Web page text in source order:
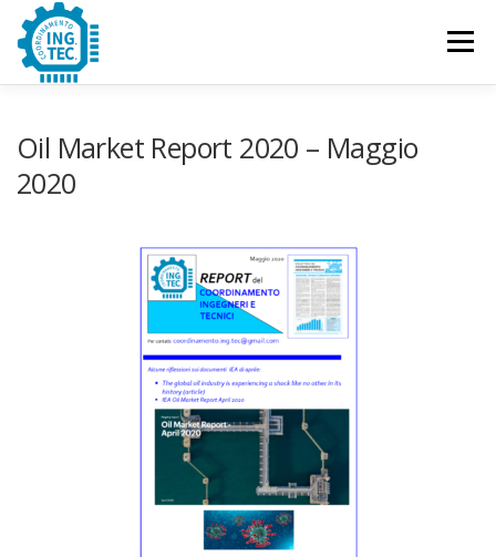
Passa
contenuto
Menu
Oil Market Report 2020 – Maggio
2020